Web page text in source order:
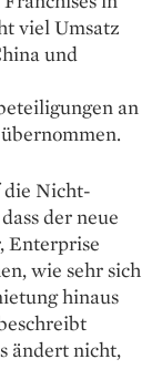
viel Umsatz
und
an
die Nicht-
der neue
Enterprise
wie sehr sich
hinaus
ändert nicht,